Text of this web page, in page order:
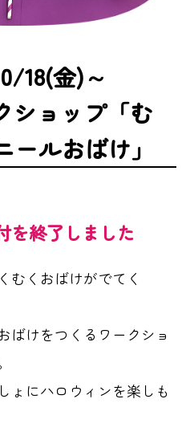
18(金)～
ショップ「む
ールおばけ」
を終了しました
くおばけがでてく
ばけをつくるワークショ
ょにハロウィンを楽しも